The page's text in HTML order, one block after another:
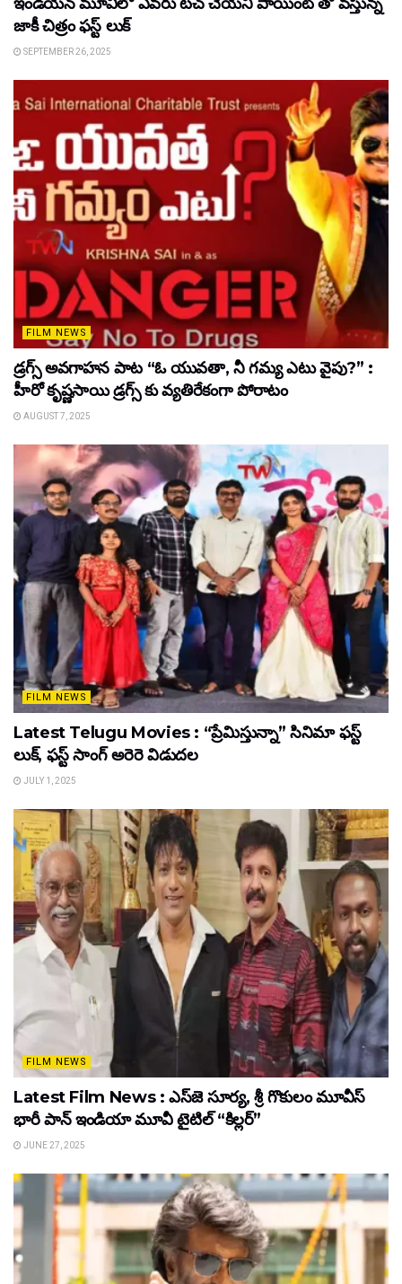
జాకీ చిత్రం ఫస్ట్ లుక్
SEPTEMBER 26, 2025
FILM NEWS
డ్రగ్స్ అవగాహన పాట “ఓ యువతా, నీ గమ్య ఎటు వైపు?” :
హీరో కృష్ణసాయి డ్రగ్స్ కు వ్యతిరేకంగా పోరాటం
AUGUST 7, 2025
FILM NEWS
Latest Telugu Movies : “ప్రేమిస్తున్నా” సినిమా ఫస్ట్
లుక్, ఫస్ట్ సాంగ్ అరెరె విడుదల
JULY 1, 2025
FILM NEWS
Latest Film News : ఎస్‌జె సూర్య, శ్రీ గొకులం మూవీస్‌
భారీ పాన్‌ ఇండియా మూవీ టైటిల్ “కిల్లర్”
JUNE 27, 2025